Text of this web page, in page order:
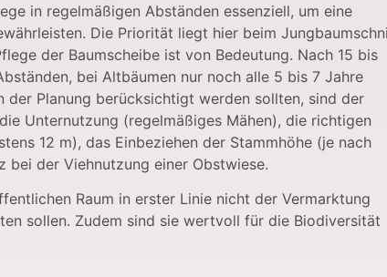
in regelmäßigen Abständen essenziell, um eine
Die Priorität liegt hier beim
der Baumscheibe ist von Bedeutung. Nach 15 bis
bei Altbäumen nur noch alle 5 bis 7 Jahre
Planung berücksichtigt werden sollten, sind der
Unternutzung (regelmäßiges Mähen), die richtigen
12 m), das Einbeziehen der Stammhöhe (je nach
bei der Viehnutzung einer Obstwiese.
Raum in erster Linie nicht der Vermarktung
sollen. Zudem sind sie wertvoll für die Biodiversität